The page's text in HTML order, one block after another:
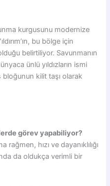
kurgusunu modernize
bu bölge için
belirtiliyor. Savunmanın
ünlü yıldızların ismi
kilit taşı olarak
görev yapabiliyor?
hızı ve dayanıklılığı
da oldukça verimli bir